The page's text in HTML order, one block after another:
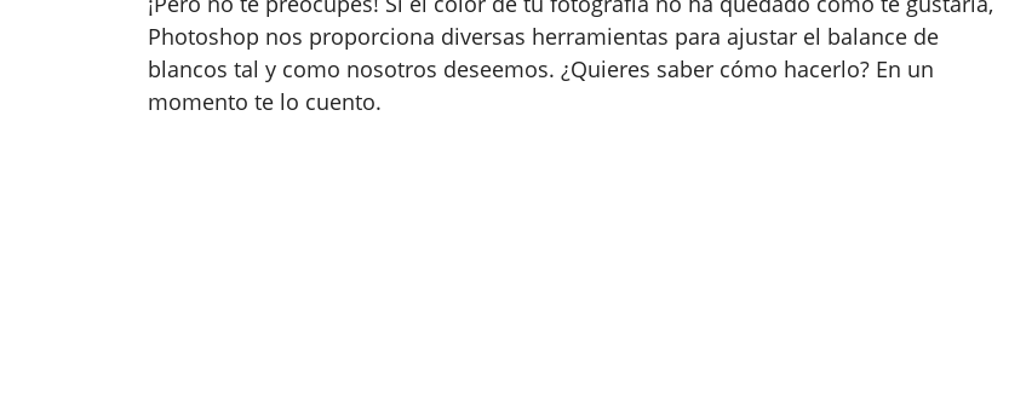
Photoshop nos proporciona diversas herramientas para ajustar el balance de
blancos tal y como nosotros deseemos. ¿Quieres saber cómo hacerlo? En un
momento te lo cuento.